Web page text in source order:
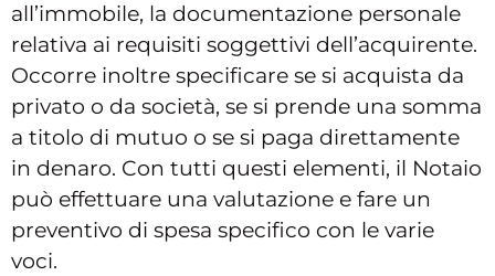
all’immobile, la documentazione personale
relativa ai requisiti soggettivi dell’acquirente.
Occorre inoltre specificare se si acquista da
privato o da società, se si prende una somma
a titolo di mutuo o se si paga direttamente
in denaro. Con tutti questi elementi, il Notaio
può effettuare una valutazione e fare un
preventivo di spesa specifico con le varie
voci.